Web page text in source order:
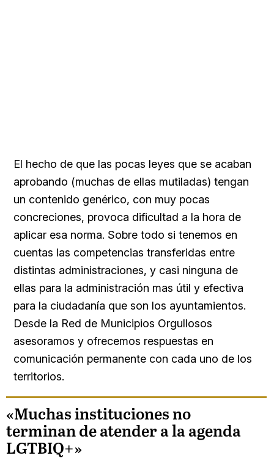
El hecho de que las pocas leyes que se acaban
aprobando (muchas de ellas mutiladas) tengan
un contenido genérico, con muy pocas
concreciones, provoca dificultad a la hora de
aplicar esa norma. Sobre todo si tenemos en
cuentas las competencias transferidas entre
distintas administraciones, y casi ninguna de
ellas para la administración mas útil y efectiva
para la ciudadanía que son los ayuntamientos.
Desde la Red de Municipios Orgullosos
asesoramos y ofrecemos respuestas en
comunicación permanente con cada uno de los
territorios.
«Muchas instituciones no
terminan de atender a la agenda
LGTBIQ+»